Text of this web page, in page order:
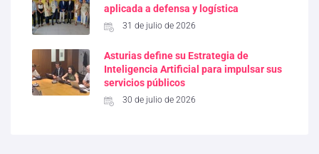
aplicada a defensa y logística
31 de julio de 2026
Asturias define su Estrategia de
Inteligencia Artificial para impulsar sus
servicios públicos
30 de julio de 2026